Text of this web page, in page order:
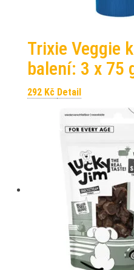
Trixie Veggie
balení: 3 x 75
292 Kč Detail